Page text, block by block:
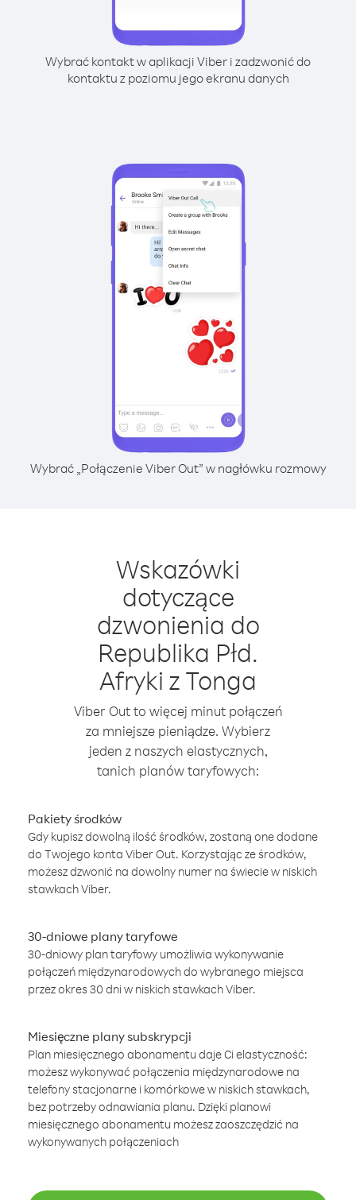
Wybrać kontakt w aplikacji Viber i zadzwonić do
kontaktu z poziomu jego ekranu danych
Wybrać „Połączenie Viber Out” w nagłówku rozmowy
Wskazówki
dotyczące
dzwonienia do
Republika Płd.
Afryki z Tonga
Viber Out to więcej minut połączeń
za mniejsze pieniądze. Wybierz
jeden z naszych elastycznych,
tanich planów taryfowych:
Pakiety środków
Gdy kupisz dowolną ilość środków, zostaną one dodane
do Twojego konta Viber Out. Korzystając ze środków,
możesz dzwonić na dowolny numer na świecie w niskich
stawkach Viber.
30-dniowe plany taryfowe
30-dniowy plan taryfowy umożliwia wykonywanie
połączeń międzynarodowych do wybranego miejsca
przez okres 30 dni w niskich stawkach Viber.
Miesięczne plany subskrypcji
Plan miesięcznego abonamentu daje Ci elastyczność:
możesz wykonywać połączenia międzynarodowe na
telefony stacjonarne i komórkowe w niskich stawkach,
bez potrzeby odnawiania planu. Dzięki planowi
miesięcznego abonamentu możesz zaoszczędzić na
wykonywanych połączeniach